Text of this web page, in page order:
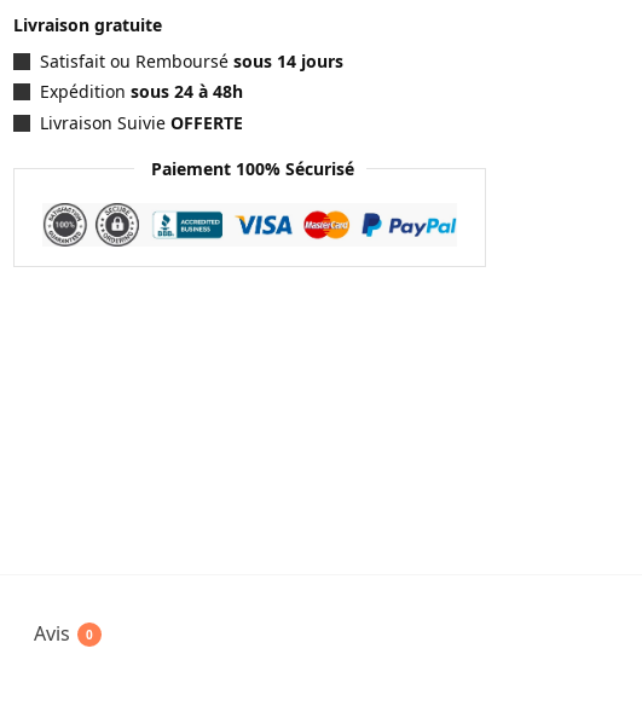
Livraison gratuite
Satisfait ou Remboursésous 14 jours
Expédition sous 24 à 48h
Livraison SuivieOFFERTE
Paiement 100% Sécurisé
Avis 0